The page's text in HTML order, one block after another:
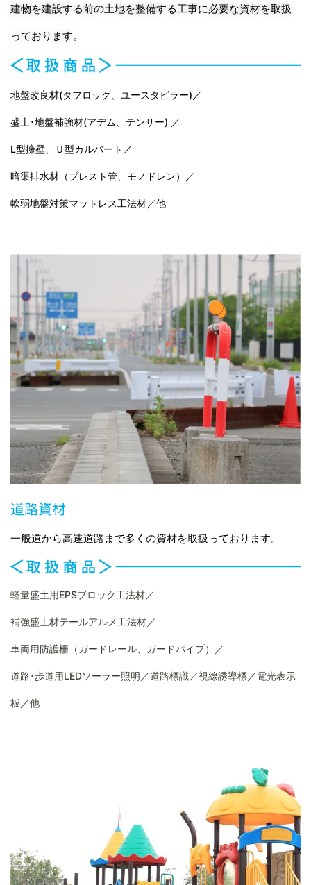
建物を建設する前の土地を整備する工事に必要な資材を取扱
っております。
地盤改良材(タフロック、ユースタビラー)／
盛土･地盤補強材(アデム、テンサー) ／
L型擁壁、Ｕ型カルバート／
暗渠排水材（プレスト管、モノドレン）／
軟弱地盤対策マットレス工法材／他
道路資材
一般道から高速道路まで多くの資材を取扱っております。
軽量盛土用EPSブロック工法材／
補強盛土材テールアルメ工法材／
車両用防護柵（ガードレール、ガードパイプ）／
道路･歩道用LEDソーラー照明／道路標識／視線誘導標／電光表示
板／他